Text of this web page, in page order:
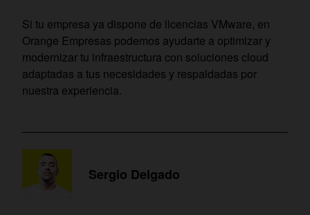
Si tu empresa ya dispone de licencias VMware, en
Orange Empresas podemos ayudarte a optimizar y
modernizar tu infraestructura con soluciones cloud
adaptadas a tus necesidades y respaldadas por
nuestra experiencia.
Sergio Delgado